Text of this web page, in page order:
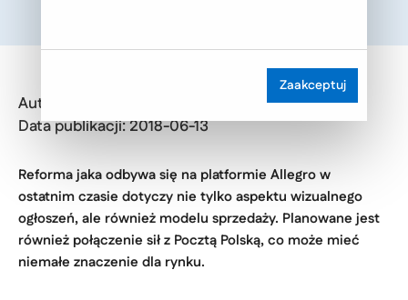
Autor:
Data publikacji: 2018-06-13
Reforma jaka odbywa się na platformie Allegro w
ostatnim czasie dotyczy nie tylko aspektu wizualnego
ogłoszeń, ale również modelu sprzedaży. Planowane jest
również połączenie sił z Pocztą Polską, co może mieć
niemałe znaczenie dla rynku.
Zaakceptuj